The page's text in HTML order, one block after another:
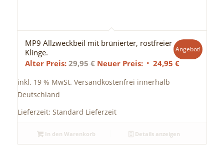
MP9 Allzweckbeil mit brünierter, rostfreier
Klinge.
Alter Preis: 29,95€ Ursprünglicher
war:
Neuer Preis: 24,95 €Aktueller
Angebot!
inkl. 19 % MwSt. Versandkostenfrei innerhalb
Deutschland
Lieferzeit: Standard Lieferzeit
In den Warenkorb Details anzeigen